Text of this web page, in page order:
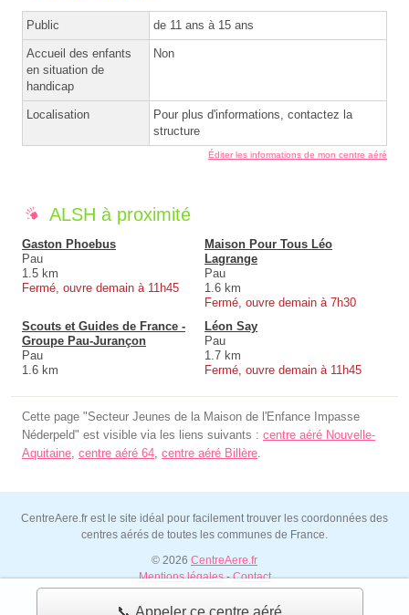
📞 Appeler ce centre aéré
Public de 11 ans à 15 ans
Accueil des enfants
en situation de
handicap
Non
Localisation
Pour plus d'informations, contactez la
structure
Éditer les informations de mon centre aéré
ALSH à proximité
Gaston Phoebus
Pau
1.5 km
Fermé, ouvre demain à 11h45
Maison Pour Tous Léo
Lagrange
Pau
1.6 km
Fermé, ouvre demain à 7h30
Scouts et Guides de France -
Groupe Pau-Jurançon
Pau
1.6 km
Léon Say
Pau
1.7 km
Fermé, ouvre demain à 11h45
Cette page "Secteur Jeunes de la Maison de l'Enfance Impasse
Néderpeld" est visible via les liens suivants : centre aéré Nouvelle-
Aquitaine, centre aéré 64, centre aéré Billère.
CentreAere.fr est le site idéal pour facilement trouver les coordonnées des
centres aérés de toutes les communes de France.
© 2026 CentreAere.fr
Mentions légales-Contact